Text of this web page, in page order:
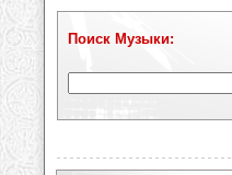
Поиск Музыки: